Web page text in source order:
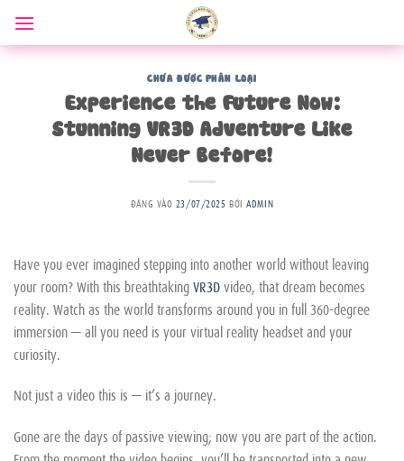
qua
nội
CHƯA ĐƯỢC PHÂN LOẠI
Experience the Future Now:
Stunning VR3D Adventure Like
Never Before!
ĐĂNG VÀO 23/07/2025 BỞIADMIN
Have you ever imagined stepping into another world without leaving
your room? With this breathtakingVR3Dvideo, that dream becomes
reality. Watch as the world transforms around you in full 360-degree
immersion — all you need is your virtual reality headset and your
curiosity.
Not just a video this is — it’s a journey.
Gone are the days of passive viewing; now you are part of the action.